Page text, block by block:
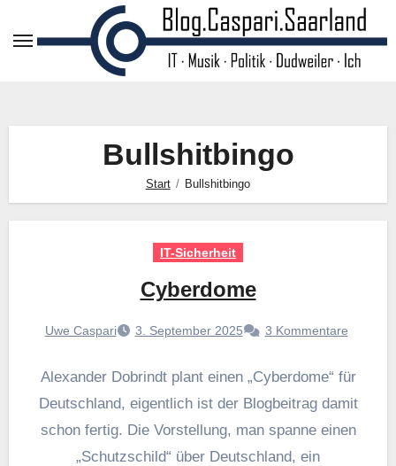
Inhalt
Bullshitbingo
Start Bullshitbingo
IT-Sicherheit
Cyberdome
Uwe Caspari 3. September 2025 3 Kommentare
Alexander Dobrindt plant einen „Cyberdome“ für
Deutschland, eigentlich ist der Blogbeitrag damit
schon fertig. Die Vorstellung, man spanne einen
„Schutzschild“ über Deutschland, ein